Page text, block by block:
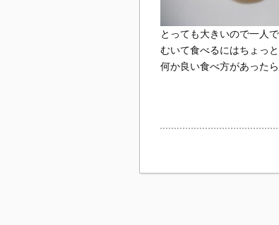
とっても大きいので一人
むいて食べるにはちょっ
何か良い食べ方があった